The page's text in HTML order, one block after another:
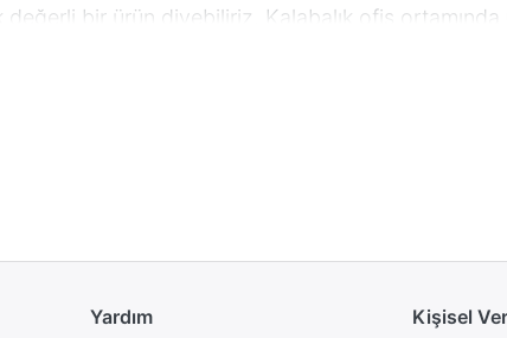
değerli bir ürün diyebiliriz. Kalabalık ofis
sonra başka bir kişinin kullanması her zaman
olmuştur. Özellikle 180 cc plastik bardak,
ortamlarda değil, kullan at olduklarından
Yardım Kişisel